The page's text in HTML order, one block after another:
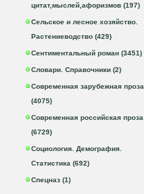
цитат,мыслей,афоризмов (197)
Сельское и лесное хозяйство.
Растениеводство (429)
Сентиментальный роман (3451)
Словари. Справочники (2)
Современная зарубежная проза
(4075)
Современная российская проза
(6729)
Социология. Демография.
Статистика (692)
Спецназ (1)